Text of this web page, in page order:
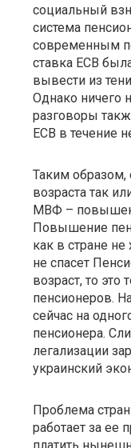
социальный
система
современным
ставка ЕСВ
вывести из
Однако ничего
разговоры
ЕСВ в течение
Таким образом,
возраста так
МВФ –
Повышение
как в стране
не спасет
возраст, то
пенсионеров.
сейчас на
пенсионера.
легализации
украинский
Проблема
работает за ее